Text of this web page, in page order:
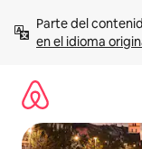
contenido
Parte del
en el idioma